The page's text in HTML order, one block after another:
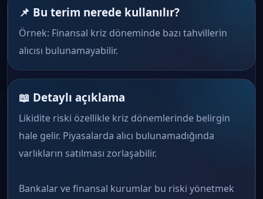
📌 Bu terim nerede kullanılır?
Örnek: Finansal kriz döneminde bazı tahvillerin
alıcısı bulunamayabilir.
📖 Detaylı açıklama
Likidite riski özellikle kriz dönemlerinde belirgin
hale gelir. Piyasalarda alıcı bulunamadığında
varlıkların satılması zorlaşabilir.
Bankalar ve finansal kurumlar bu riski yönetmek